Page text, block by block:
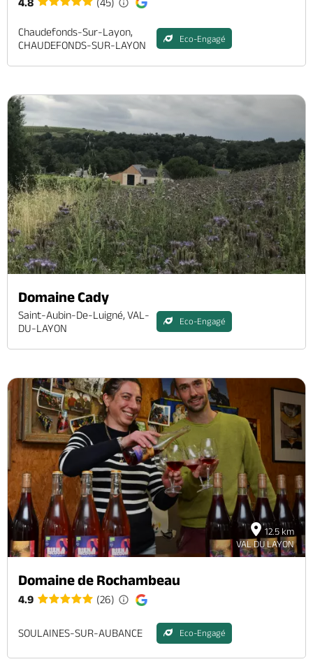
Chaudefonds-Sur-Layon,
CHAUDEFONDS-SUR-LAYON
Eco-Engagé
Domaine Cady
Saint-Aubin-De-Luigné, VAL-
DU-LAYON
Eco-Engagé
12.5 km
VAL DU LAYON
Domaine de Rochambeau
4.9 (26)
SOULAINES-SUR-AUBANCE Eco-Engagé